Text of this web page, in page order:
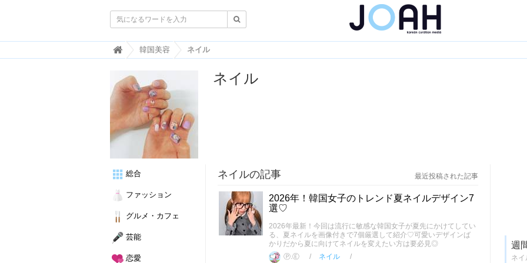
韓
国
レ
ン
情
・
と
O
H
ジ
韓国美容 ネイル
ネイル
総合
ファッション
グルメ・カフェ
芸能
恋愛
ネイルの記事 最近投稿された記事
2026年！韓国女子のトレンド夏ネイルデザイン7
選♡
2026年最新！今回は流行に敏感な韓国女子が夏先にかけてしてい
る、夏ネイルを画像付きで7個厳選して紹介♡可愛いデザインば
かりだから夏に向けてネイルを変えたい方は要必見◎
Ⓟ.Ⓔ
ネイル
週
ネイ